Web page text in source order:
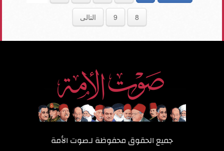
8
9 التالى
جميع الحقوق محفوظة لـصوت الأمة